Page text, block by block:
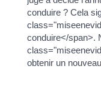
conduire ? Cela
conduire</span>.
obtenir un